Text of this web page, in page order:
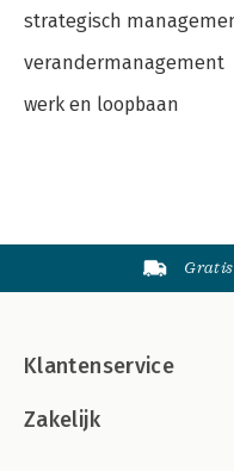
strategisch
verandermanagement
werk en loopbaan
Klantenservice
Zakelijk